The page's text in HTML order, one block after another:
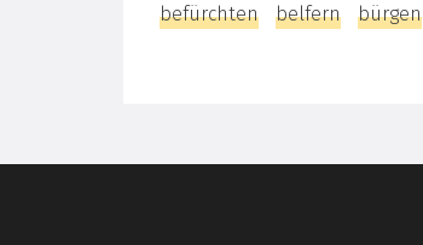
befürchten
belfern bürgen